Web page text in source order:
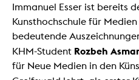
Immanuel Esser ist bereits
Kunsthochschule für
bedeutende
KHM-Student Rozbeh
für Neue Medien in den